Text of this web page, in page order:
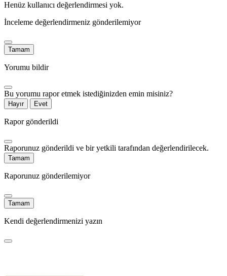
Henüz kullanıcı değerlendirmesi yok.
İnceleme değerlendirmeniz gönderilemiyor
Tamam
Yorumu bildir
Bu yorumu rapor etmek istediğinizden emin misiniz?
Hayır Evet
Rapor gönderildi
Raporunuz gönderildi ve bir yetkili tarafından değerlendirilecek.
Tamam
Raporunuz gönderilemiyor
Tamam
Kendi değerlendirmenizi yazın